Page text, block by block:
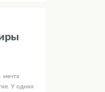
мечта
У одних